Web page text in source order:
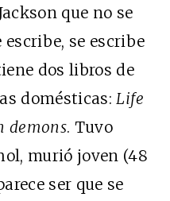
que no se
se escribe
dos libros de
domésticas: Life
demons. Tuvo
murió joven (48
ser que se